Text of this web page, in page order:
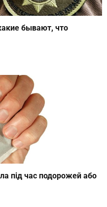
бывают, что
під час подорожей або